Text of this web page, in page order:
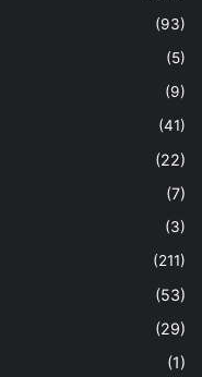
(93)
(5)
(9)
(41)
(22)
(7)
(3)
(211)
(53)
(29)
(1)